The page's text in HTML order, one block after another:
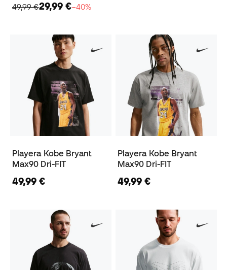
49,99 €29,99 €−40%
Playera Kobe Bryant
Max90 Dri-FIT
49,99 €
Playera Kobe Bryant
Max90 Dri-FIT
49,99 €